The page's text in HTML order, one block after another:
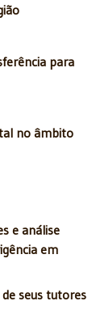
para
no âmbito
e análise
em
seus tutores